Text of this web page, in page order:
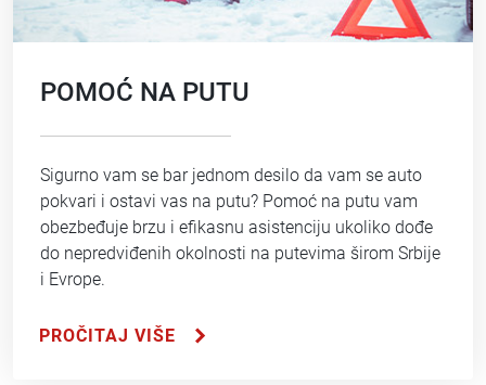
POMOĆ NA PUTU
Sigurno vam se bar jednom desilo da vam se auto
pokvari i ostavi vas na putu? Pomoć na putu vam
obezbeđuje brzu i efikasnu asistenciju ukoliko dođe
do nepredviđenih okolnosti na putevima širom Srbije
i Evrope.
PROČITAJ VIŠE